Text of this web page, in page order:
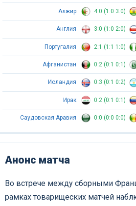
Алжир 4:0 (1:0 3:0)
Англия 3:0 (1:0 2:0)
Португалия 2:1 (1:1 1:0)
Афганистан 0:2 (0:1 0:1)
Исландия 0:3 (0:1 0:2)
Ирак 0:2 (0:1 0:1)
Саудовская Аравия 0:0 (0:0 0:0)
Анонс матча
Во встрече между сборными
рамках товарищеских матчей